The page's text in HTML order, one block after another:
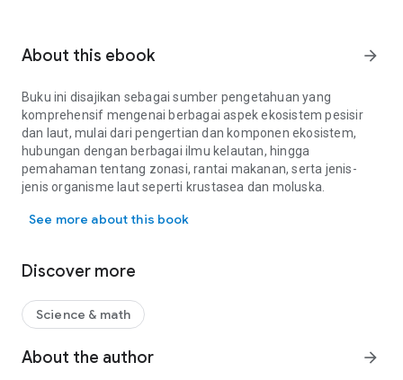
About this ebook arrow_forward
Buku ini disajikan sebagai sumber pengetahuan yang
komprehensif mengenai berbagai aspek ekosistem pesisir
dan laut, mulai dari pengertian dan komponen ekosistem,
hubungan dengan berbagai ilmu kelautan, hingga
pemahaman tentang zonasi, rantai makanan, serta jenis-
jenis organisme laut seperti krustasea dan moluska.
See more about this book
Discover more
Science & math
About the author arrow_forward